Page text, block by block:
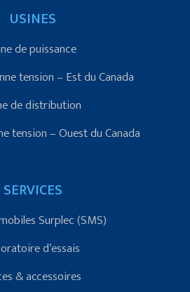
USINES
de puissance
tension – Est du Canada
de distribution
tension – Ouest du Canada
SERVICES
Surplec (SMS)
d’essais
& accessoires